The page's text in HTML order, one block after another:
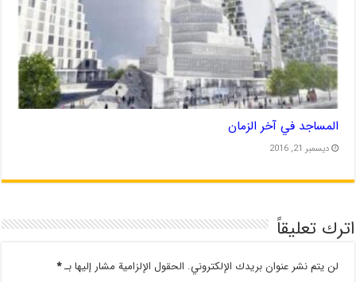
المساجد في آخر الزمان
ديسمبر 21, 2016
اترك تعليقاً
لن يتم نشر عنوان بريدك الإلكتروني. الحقول الإلزامية مشار إليها بـ*